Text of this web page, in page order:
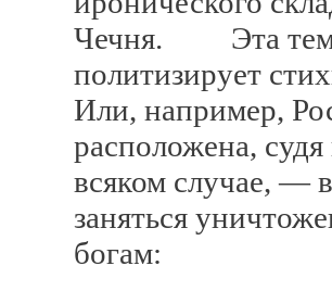
Чечня. Эта тема,
политизирует
Или, например,
расположена,
всяком случае, —
заняться
богам: